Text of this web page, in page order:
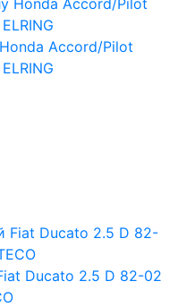
Accord/Pilot
Ducato 2.5 D 82-02